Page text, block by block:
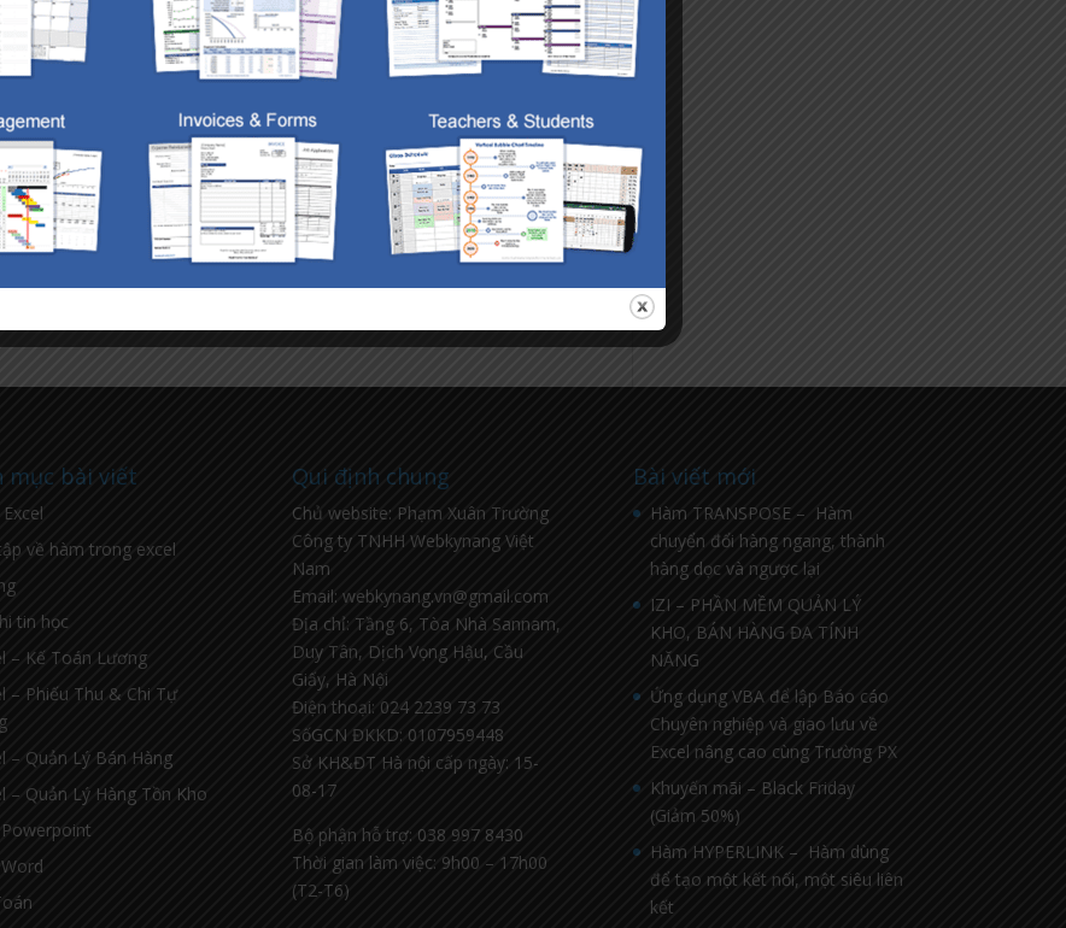
mục bài viết
về hàm trong excel
tin học
– Kế Toán Lương
– Phiếu Thu & Chi Tự
– Quản Lý Bán Hàng
– Quản Lý Hàng Tồn Kho
Qui định chung
Chủ website: Phạm Xuân Trường
Công ty TNHH Webkynang Việt
Nam
Email: webkynang.vn@gmail.com
Địa chỉ: Tầng 6, Tòa Nhà Sannam,
Duy Tân, Dịch Vọng Hậu, Cầu
Giấy, Hà Nội
Điện thoại: 024 2239 73 73
SốGCN ĐKKD: 0107959448
Sở KH&ĐT Hà nội cấp ngày: 15-
08-17
Bộ phận hỗ trợ: 038 997 8430
Thời gian làm việc: 9h00 – 17h00
(T2-T6)
Bài viết mới
Hàm TRANSPOSE – Hàm
chuyển đổi hàng ngang, thành
hàng dọc và ngược lại
IZI – PHẦN MỀM QUẢN LÝ
KHO, BÁN HÀNG ĐA TÍNH
NĂNG
Ứng dụng VBA để lập Báo cáo
Chuyên nghiệp và giao lưu về
Excel nâng cao cùng Trường PX
Khuyến mãi – Black Friday
(Giảm 50%)
Hàm HYPERLINK – Hàm dùng
để tạo một kết nối, một siêu liên
kết